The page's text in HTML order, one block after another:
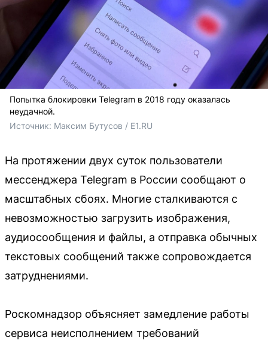
Попытка блокировки Telegram в 2018 году оказалась
неудачной.
Источник: Максим Бутусов / E1.RU
На протяжении двух суток пользователи
мессенджера Telegram в России сообщают о
масштабных сбоях. Многие сталкиваются с
невозможностью загрузить изображения,
аудиосообщения и файлы, а отправка обычных
текстовых сообщений также сопровождается
затруднениями.
Роскомнадзор объясняет замедление работы
сервиса неисполнением требований